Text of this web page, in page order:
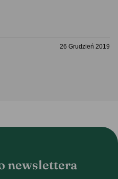
26 Grudzień 2019
newslettera